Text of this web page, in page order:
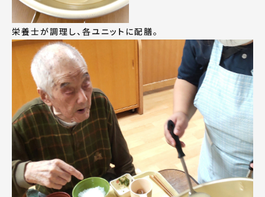
栄養士が調理し、各ユニットに配膳。